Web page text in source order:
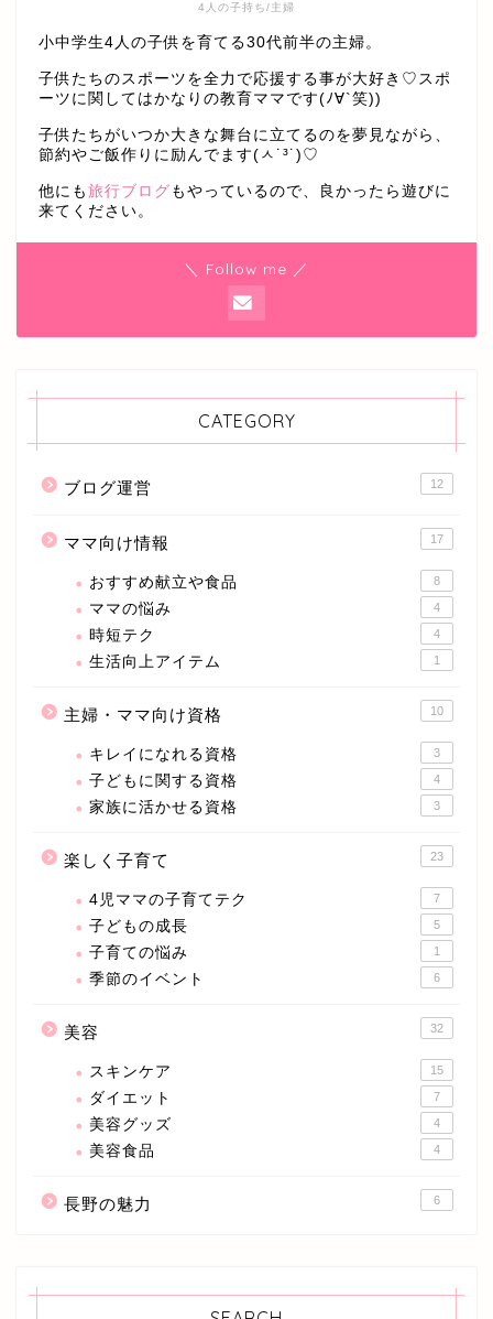
4人の子持ち/主婦
小中学生4人の子供を育てる30代前半の主婦。
子供たちのスポーツを全力で応援する事が大好き♡スポ
ーツに関してはかなりの教育ママです(ﾉ∀`笑))
子供たちがいつか大きな舞台に立てるのを夢見ながら、
節約やご飯作りに励んでます(ㅅ˙³˙)♡
他にも 旅行ブログ もやっているので、良かったら遊びに
来てください。
＼ Follow me ／
CATEGORY
ブログ運営 12
ママ向け情報 17
おすすめ献立や食品 8
ママの悩み 4
時短テク 4
生活向上アイテム 1
主婦・ママ向け資格 10
キレイになれる資格 3
子どもに関する資格 4
家族に活かせる資格 3
楽しく子育て 23
4児ママの子育てテク 7
子どもの成長 5
子育ての悩み 1
季節のイベント 6
美容 32
スキンケア 15
ダイエット 7
美容グッズ 4
美容食品 4
長野の魅力 6